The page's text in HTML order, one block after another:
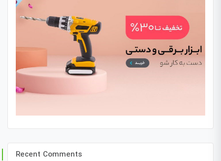
Recent Comments